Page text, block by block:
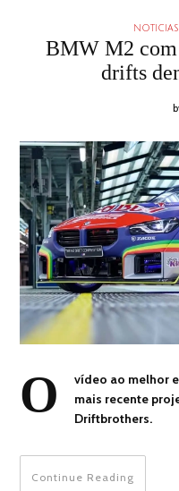
NOTICIAS
BMW M2 com
drifts
O
vídeo ao melhor
mais recente
Driftbrothers.
Continue Reading